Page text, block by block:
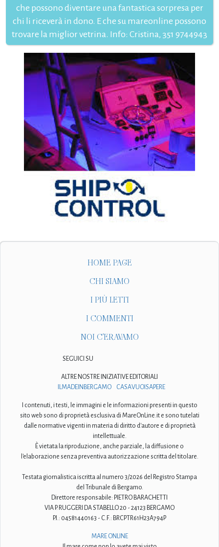
che possono diventare una fantastica sorpresa per
chi li riceverà in dono. E che su mareonline possono
trovare la miglior vetrina. Info: Cristina, 351 9744943
HOME PAGE
CHI SIAMO
I PIÙ LETTI
I COMMENTI
NOI C'ERAVAMO
SEGUICI SU
ALTRE NOSTRE INIZIATIVE EDITORIALI
ILMADEINBERGAMO
CASAVUOISAPERE
I contenuti, i testi, le immagini e le informazioni presenti in questo
sito web sono di proprietà esclusiva di MareOnLine.it e sono tutelati
dalle normative vigenti in materia di diritto d'autore e di proprietà
intellettuale.
È vietata la riproduzione, anche parziale, la diffusione o
l'elaborazione senza preventiva autorizzazione scritta del titolare.
Testata giornalistica iscritta al numero 3/2026 del Registro Stampa
del Tribunale di Bergamo.
Direttore responsabile: PIETRO BARACHETTI
VIA P. RUGGERI DA STABELLO 20 - 24123 BERGAMO
P.I.: 04581440163 - C.F.: BRCPTR61H23A794P
MARE ONLINE